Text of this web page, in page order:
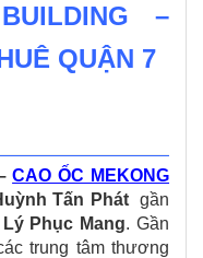
–
QUẬN 7
CAO ỐC MEKONG
Tấn Phát gần
Lý Phục Mang. Gần
trung tâm thương